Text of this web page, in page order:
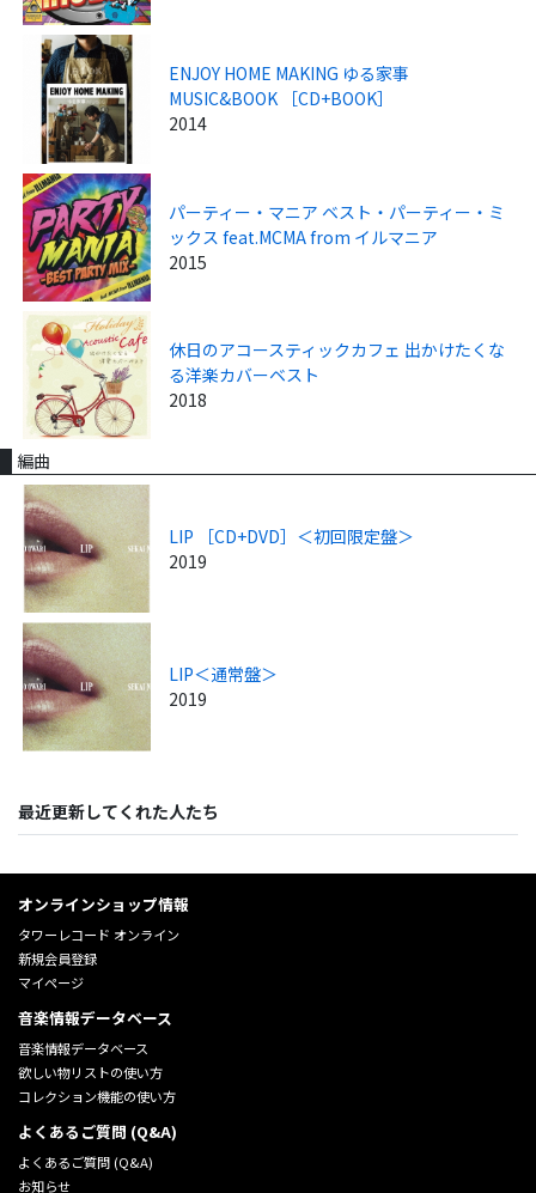
ENJOY HOME MAKING ゆる家事
MUSIC&BOOK ［CD+BOOK］
2014
パーティー・マニア ベスト・パーティー・ミ
ックス feat.MCMA from イルマニア
2015
休日のアコースティックカフェ 出かけたくな
る洋楽カバーベスト
2018
編曲
LIP ［CD+DVD］＜初回限定盤＞
2019
LIP＜通常盤＞
2019
最近更新してくれた人たち
オンラインショップ情報
タワーレコード オンライン
新規会員登録
マイページ
音楽情報データベース
音楽情報データベース
欲しい物リストの使い方
コレクション機能の使い方
よくあるご質問 (Q&A)
よくあるご質問 (Q&A)
お知らせ